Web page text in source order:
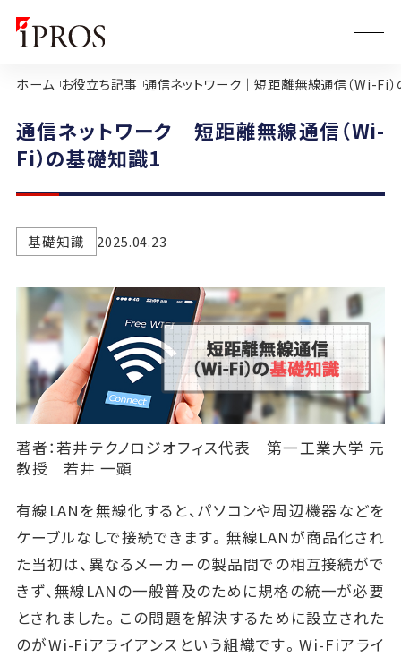
ホーム お役立ち記事 通信ネットワーク｜短距離無線通信（Wi-Fi
通信ネットワーク｜短距離無線通信（Wi-
Fi）の基礎知識1
基礎知識 2025.04.23
著者：若井テクノロジオフィス代表 第一工業大学 元
教授 若井 一顕
有線LANを無線化すると、パソコンや周辺機器などを
ケーブルなしで接続できます。無線LANが商品化され
た当初は、異なるメーカーの製品間での相互接続がで
きず、無線LANの一般普及のために規格の統一が必要
とされました。この問題を解決するために設立された
のがWi-Fiアライアンスという組織です。Wi-Fiアライ